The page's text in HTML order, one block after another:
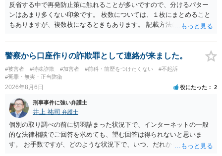
反省する中で再発防止策に触れることが多いですので、分けるパター
ンはあまり多くない印象です。 枚数については、１枚にまとめること
もありますが、複数枚になるときもあります。 記載方法については、
います。 したがいまして、いずれも良いかと考えます。
警察から口座作りの詐欺罪として連絡が来ました。
#被害者 #特殊詐欺 #加害者 #前科・前歴をつけたくない
#不起訴
#冤罪・無実・正当防衛
2026年8月6日 役にたった 2
刑事事件に強い弁護士
井上 祐司 弁護士
個別の取り調べの前に切羽詰まった状況下で、インターネットの一般
的な法律相談でご回答を求めても、望む回答は得られないと思いま
す。 お手数ですが、どのような状況下で、いつ、だれからどのような